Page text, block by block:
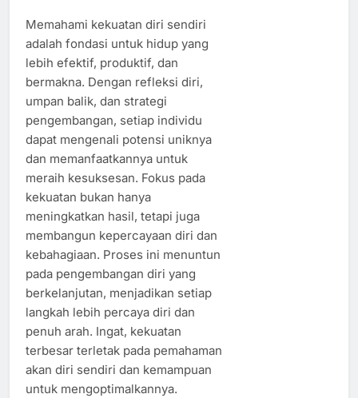
Memahami kekuatan diri sendiri
adalah fondasi untuk hidup yang
lebih efektif, produktif, dan
bermakna. Dengan refleksi diri,
umpan balik, dan strategi
pengembangan, setiap individu
dapat mengenali potensi uniknya
dan memanfaatkannya untuk
meraih kesuksesan. Fokus pada
kekuatan bukan hanya
meningkatkan hasil, tetapi juga
membangun kepercayaan diri dan
kebahagiaan. Proses ini menuntun
pada pengembangan diri yang
berkelanjutan, menjadikan setiap
langkah lebih percaya diri dan
penuh arah. Ingat, kekuatan
terbesar terletak pada pemahaman
akan diri sendiri dan kemampuan
untuk mengoptimalkannya.